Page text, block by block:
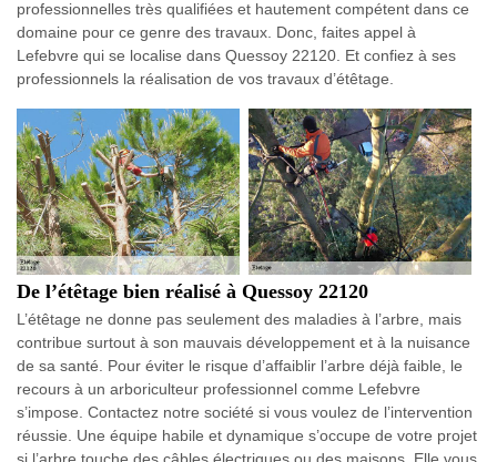
professionnelles très qualifiées et hautement compétent dans ce
domaine pour ce genre des travaux. Donc, faites appel à
Lefebvre qui se localise dans Quessoy 22120. Et confiez à ses
professionnels la réalisation de vos travaux d’étêtage.
De l’étêtage bien réalisé à Quessoy 22120
L’étêtage ne donne pas seulement des maladies à l’arbre, mais
contribue surtout à son mauvais développement et à la nuisance
de sa santé. Pour éviter le risque d’affaiblir l’arbre déjà faible, le
recours à un arboriculteur professionnel comme Lefebvre
s’impose. Contactez notre société si vous voulez de l’intervention
réussie. Une équipe habile et dynamique s’occupe de votre projet